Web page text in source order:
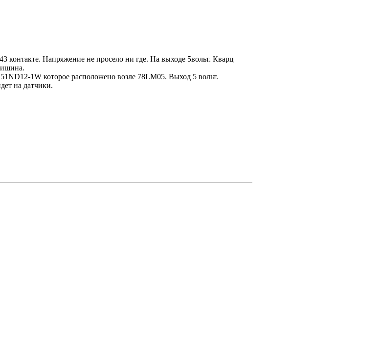
контакте. Напряжение не просело ни где. На выходе 5вольт. Кварц
1W которое расположено возле 78LM05. Выход 5 вольт.
на датчики.